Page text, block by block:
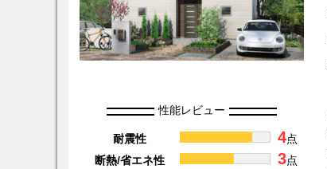
性能レビュー
耐震性 4点
断熱/省エネ性
3点